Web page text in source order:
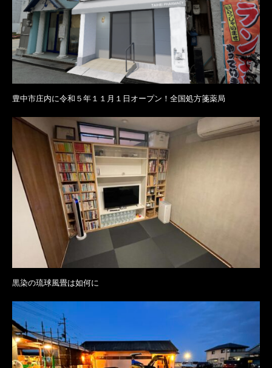
豊中市庄内に令和５年１１月１日オープン！全国処方箋薬局
黒染の琉球風畳は如何に